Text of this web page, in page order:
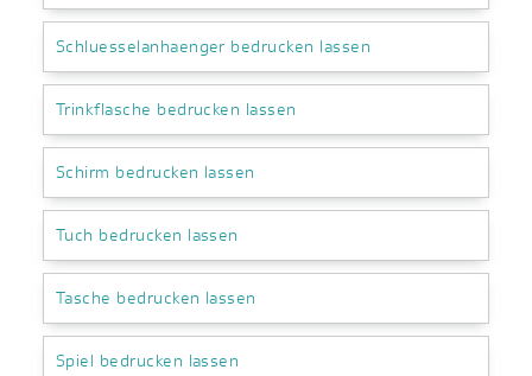
Schluesselanhaenger bedrucken lassen
Trinkflasche bedrucken lassen
Schirm bedrucken lassen
Tuch bedrucken lassen
Tasche bedrucken lassen
Spiel bedrucken lassen